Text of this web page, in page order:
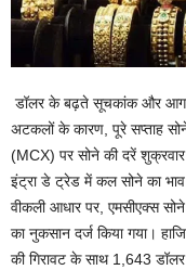
डॉलर के बढ़ते सूचकांक और
अटकलों के कारण, पूरे सप्ताह
(MCX) पर सोने की दरें
इंट्रा डे ट्रेड में कल सोने का
वीकली आधार पर, एमसीएक्स
का नुकसान दर्ज किया गया।
की गिरावट के साथ 1,643